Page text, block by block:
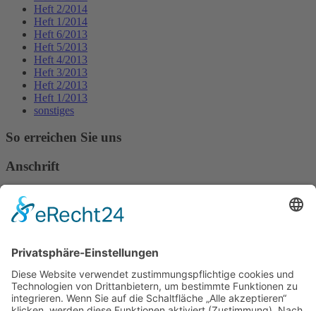
Heft 2/2014
Heft 1/2014
Heft 6/2013
Heft 5/2013
Heft 4/2013
Heft 3/2013
Heft 2/2013
Heft 1/2013
sonstiges
So erreichen Sie uns
Anschrift
Verband Deutscher Tierheilpraktiker e.V.
Verbandsverwaltung
Am Rosenbraken 12
E-Mail
Diese E-Mail-Adresse ist vor Spambots geschützt! Zur Anzeige
muss JavaScript eingeschaltet sein!